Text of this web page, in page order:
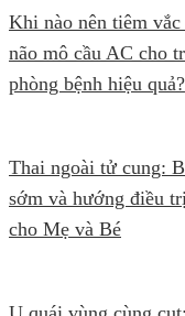
Khi nào nên tiêm
não mô cầu AC cho
phòng bệnh hiệu quả?
Thai ngoài tử cung:
sớm và hướng điều
cho Mẹ và Bé